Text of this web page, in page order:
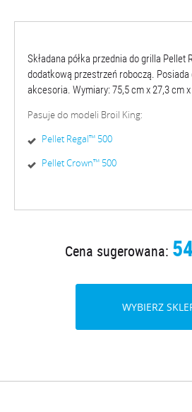
Składana półka przednia do grilla Pellet
dodatkową przestrzeń roboczą.
akcesoria. Wymiary: 75,5 cm x 27,3 cm
Pasuje do modeli Broil King:
Pellet Regal™ 500
Pellet Crown™ 500
Cena sugerowana:
WYBIERZ